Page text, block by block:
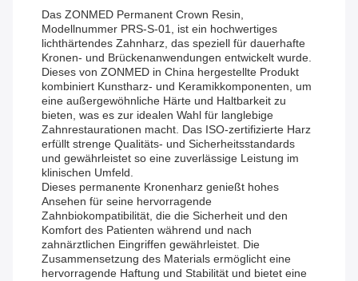
Das ZONMED Permanent Crown Resin,
Modellnummer PRS-S-01, ist ein hochwertiges
lichthärtendes Zahnharz, das speziell für dauerhafte
Kronen- und Brückenanwendungen entwickelt wurde.
Dieses von ZONMED in China hergestellte Produkt
kombiniert Kunstharz- und Keramikkomponenten, um
eine außergewöhnliche Härte und Haltbarkeit zu
bieten, was es zur idealen Wahl für langlebige
Zahnrestaurationen macht. Das ISO-zertifizierte Harz
erfüllt strenge Qualitäts- und Sicherheitsstandards
und gewährleistet so eine zuverlässige Leistung im
klinischen Umfeld.
Dieses permanente Kronenharz genießt hohes
Ansehen für seine hervorragende
Zahnbiokompatibilität, die die Sicherheit und den
Komfort des Patienten während und nach
zahnärztlichen Eingriffen gewährleistet. Die
Zusammensetzung des Materials ermöglicht eine
hervorragende Haftung und Stabilität und bietet eine